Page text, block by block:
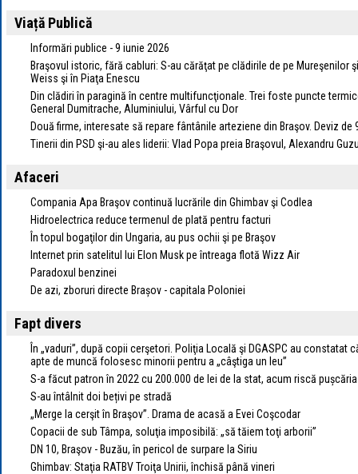
Viață Publică
Informări publice - 9 iunie 2026
Braşovul istoric, fără cabluri: S-au cărăţat pe clădirile de pe Mureşenilor
Weiss şi în Piaţa Enescu
Din clădiri în paragină în centre multifuncţionale. Trei foste puncte
General Dumitrache, Aluminiului, Vârful cu Dor
Două firme, interesate să repare fântânile arteziene din Braşov. Deviz de
Tinerii din PSD şi-au ales liderii: Vlad Popa preia Braşovul, Alexandru
Afaceri
Compania Apa Braşov continuă lucrările din Ghimbav şi Codlea
Hidroelectrica reduce termenul de plată pentru facturi
În topul bogaţilor din Ungaria, au pus ochii şi pe Braşov
Internet prin satelitul lui Elon Musk pe întreaga flotă Wizz Air
Paradoxul benzinei
De azi, zboruri directe Brașov - capitala Poloniei
Fapt divers
În „vaduri”, după copii cerşetori. Poliţia Locală şi DGASPC au constatat
apte de muncă folosesc minorii pentru a „câştiga un leu”
S-a făcut patron în 2022 cu 200.000 de lei de la stat, acum riscă pușcăria
S-au întâlnit doi bețivi pe stradă
„Merge la cerşit în Braşov”. Drama de acasă a Evei Coşcodar
Copacii de sub Tâmpa, soluţia imposibilă: „să tăiem toţi arborii”
DN 10, Braşov - Buzău, în pericol de surpare la Siriu
Ghimbav: Staţia RATBV Troiţa Unirii, închisă până vineri